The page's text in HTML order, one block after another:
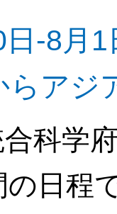
-8月
らアジ
科学
の日程